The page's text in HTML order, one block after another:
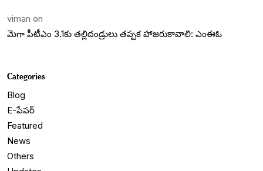
viman on
మెగా పీటీఎం 3.1కు తల్లిదండ్రులు తప్పక హాజరుకావాలి: ఎంఈఓ
Categories
Blog
E-పేపర్
Featured
News
Others